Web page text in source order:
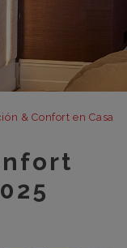
& Confort en Casa